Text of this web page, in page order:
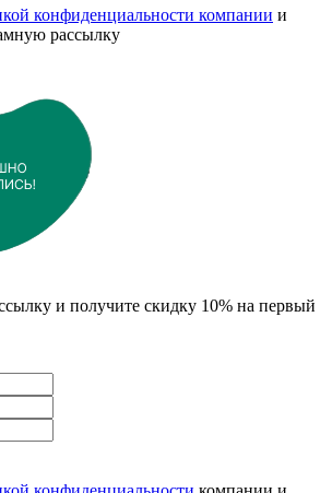
конфиденциальности компании и
рассылку
и получите скидку 10% на первый